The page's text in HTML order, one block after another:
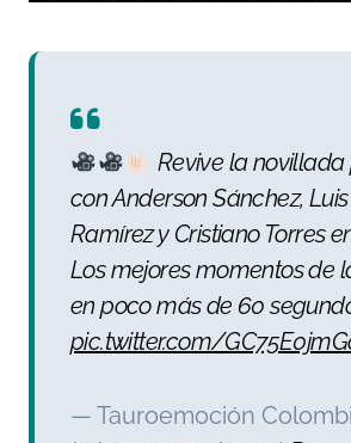
Revive la
con Anderson Sánchez,
Ramírez y Cristiano Torres
Los mejores momentos de
en poco más de 60
pic.twitter.com/
— Tauroemoción